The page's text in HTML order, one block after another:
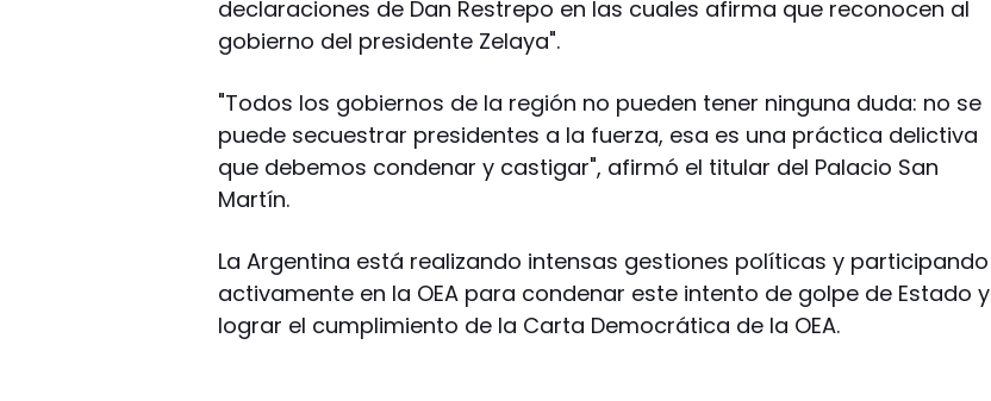
declaraciones de Dan Restrepo en las cuales afirma que reconocen al
gobierno del presidente Zelaya".
"Todos los gobiernos de la región no pueden tener ninguna duda: no se
puede secuestrar presidentes a la fuerza, esa es una práctica delictiva
que debemos condenar y castigar", afirmó el titular del Palacio San
Martín.
La Argentina está realizando intensas gestiones políticas y participando
activamente en la OEA para condenar este intento de golpe de Estado y
lograr el cumplimiento de la Carta Democrática de la OEA.